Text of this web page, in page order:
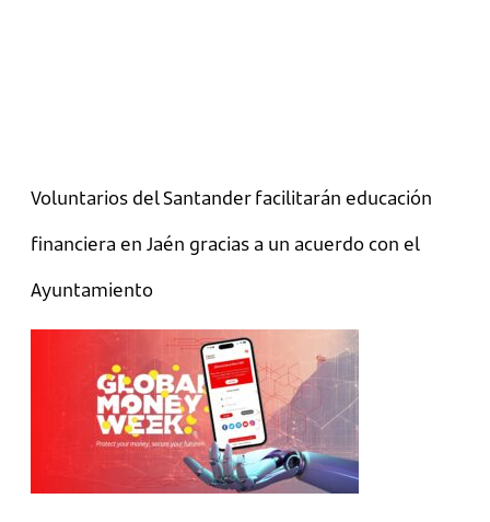
Voluntarios del Santander facilitarán educación
financiera en Jaén gracias a un acuerdo con el
Ayuntamiento